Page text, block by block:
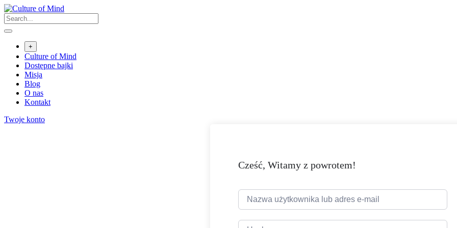
Skip
to
content
+
Culture of Mind
Dostępne bajki
Misja
Blog
O nas
Kontakt
Twoje konto
Cześć, Witamy z powrotem!